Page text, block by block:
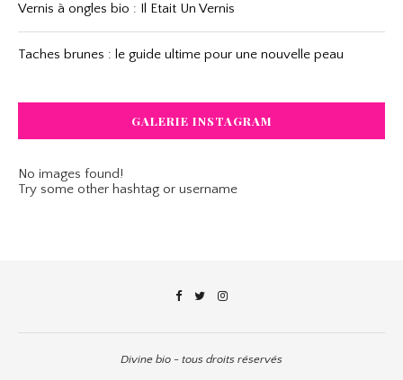
Vernis à ongles bio : Il Etait Un Vernis
Taches brunes : le guide ultime pour une nouvelle peau
GALERIE INSTAGRAM
No images found!
Try some other hashtag or username
Divine bio - tous droits réservés